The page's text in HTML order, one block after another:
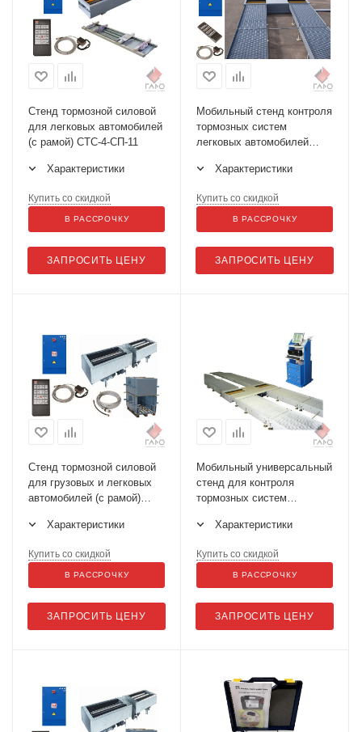
Стенд тормозной силовой
для легковых автомобилей
(с рамой) СТС-4-СП-11
Характеристики
ЗАПРОСИТЬ ЦЕНУ
Купить со скидкой
В РАССРОЧКУ
Мобильный стенд контроля
тормозных систем
легковых автомобилей
Характеристики
ЗАПРОСИТЬ ЦЕНУ
Купить со скидкой
В РАССРОЧКУ
Стенд тормозной силовой
для грузовых и легковых
автомобилей (с рамой)
Характеристики
ЗАПРОСИТЬ ЦЕНУ
Купить со скидкой
В РАССРОЧКУ
Мобильный универсальный
стенд для контроля
тормозных систем
Характеристики
ЗАПРОСИТЬ ЦЕНУ
Купить со скидкой
В РАССРОЧКУ